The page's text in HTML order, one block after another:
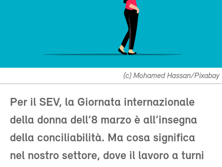
(c) Mohamed Hassan/Pixabay
Per il SEV, la Giornata internazionale
della donna dell’8 marzo è all’insegna
della conciliabilità. Ma cosa significa
nel nostro settore, dove il lavoro a turni